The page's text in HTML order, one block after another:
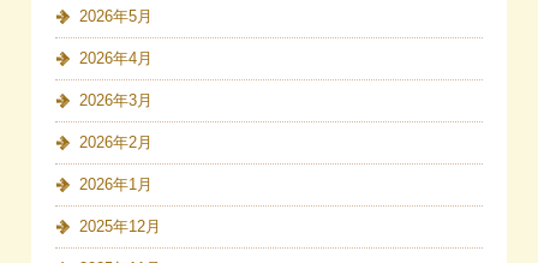
2026年5月
2026年4月
2026年3月
2026年2月
2026年1月
2025年12月